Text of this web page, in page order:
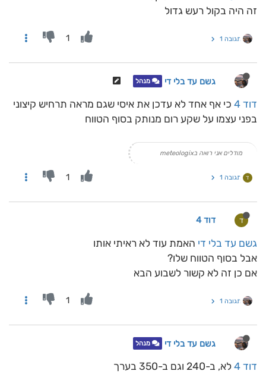
זה היה בקול רעש גדול
תגובה 1 1
גשם עד בלי די מנהל
דוד 4
כי אף אחד לא עדכן את איסי שגם מראה תרחיש קיצוני
בפני עצמו על שקע רום מנותק בסוף הטווח
מודלים אני רואה בmeteologix
ד תגובה 1 1
ד דוד 4
גשם עד בלי די האמת עוד לא ראיתי אותו
אבל בסוף הטווח שלו?
אם כן זה לא קשור לשבוע הבא
תגובה 1 1
גשם עד בלי די מנהל
דוד 4 לא, ב-240 וגם ב-350 בערך